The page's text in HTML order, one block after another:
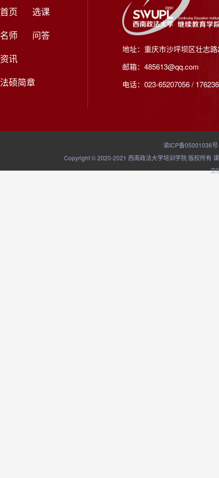
首页
选课
名师
问答
资讯
法硕简章
地址：重庆市沙坪坝区壮志
邮箱：485613@qq.com
电话：023-65207056 /
渝ICP备05001036
Copyright © 2020-2021 西南政法大学培训学院 版权所有
立